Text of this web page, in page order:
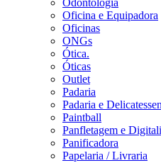
Odontologia
Oficina e Equipadora
Oficinas
ONGs
Ótica.
Óticas
Outlet
Padaria
Padaria e Delicatessen
Paintball
Panfletagem e
Panificadora
Papelaria / Livraria